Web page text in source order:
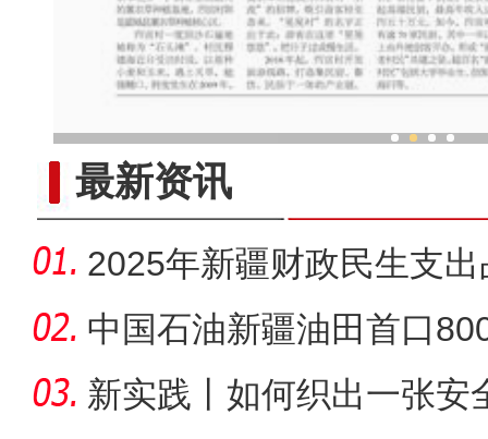
最新资讯
2025年新疆财政民生支
中国石油新疆油田首口
井压裂告
新实践丨如何织出一张